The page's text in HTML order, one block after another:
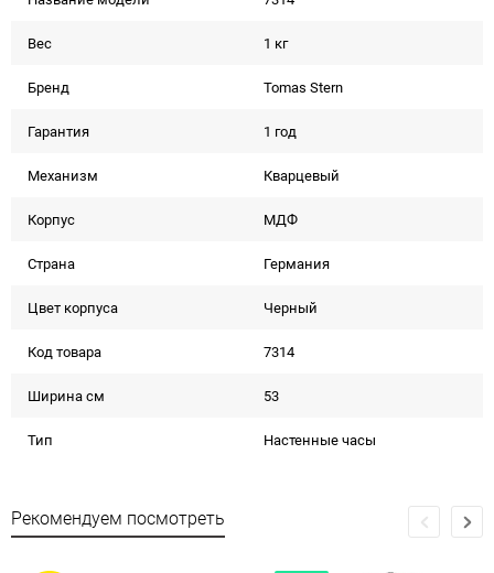
Вес 1 кг
Бренд Tomas Stern
Гарантия 1 год
Механизм Кварцевый
Корпус МДФ
Страна Германия
Цвет корпуса Черный
Код товара 7314
Ширина см 53
Тип Настенные часы
Рекомендуем посмотреть